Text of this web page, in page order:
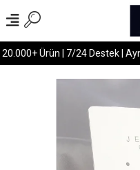
Ürün | 7/24 Destek |